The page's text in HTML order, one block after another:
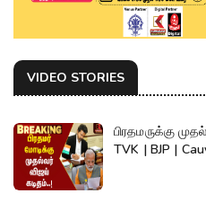
VIDEO STORIES
பிரதமருக்கு